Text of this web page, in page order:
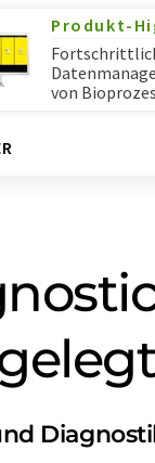
Produkt-
von